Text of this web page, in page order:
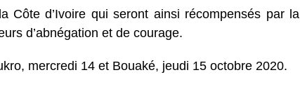
Côte d’Ivoire qui seront ainsi récompensés par la
d’abnégation et de courage.
mercredi 14 et Bouaké, jeudi 15 octobre 2020.